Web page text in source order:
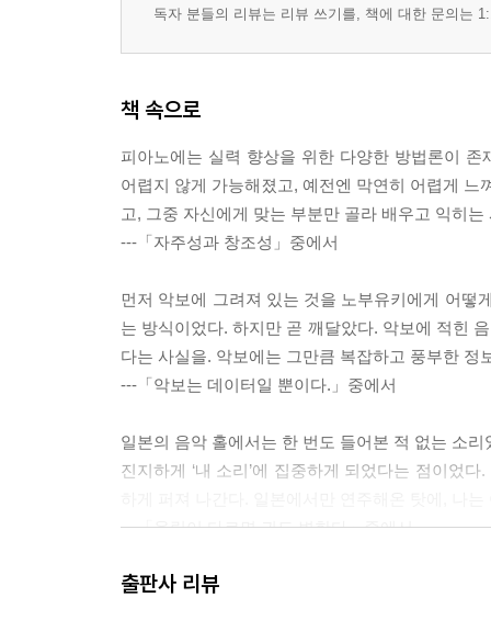
독자 분들의 리뷰는 리뷰 쓰기를, 책에 대한 문의는
책 속으로
피아노에는 실력 향상을 위한 다양한 방법론이 존
어렵지 않게 가능해졌고, 예전엔 막연히 어렵게
고, 그중 자신에게 맞는 부분만 골라 배우고 익히는
---「자주성과 창조성」중에서
먼저 악보에 그려져 있는 것을 노부유키에게 어떻
는 방식이었다. 하지만 곧 깨달았다. 악보에 적힌
다는 사실을. 악보에는 그만큼 복잡하고 풍부한 정
---「악보는 데이터일 뿐이다.」중에서
일본의 음악 홀에서는 한 번도 들어본 적 없는 소
진지하게 ‘내 소리’에 집중하게 되었다는 점이었
---「울림이 다르면 귀도 변한다」중에서
창조력은 발명가만의 전유물이 아니다. 어떤 일이
출판사 리뷰